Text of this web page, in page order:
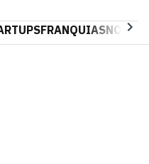
FRANQUIAS